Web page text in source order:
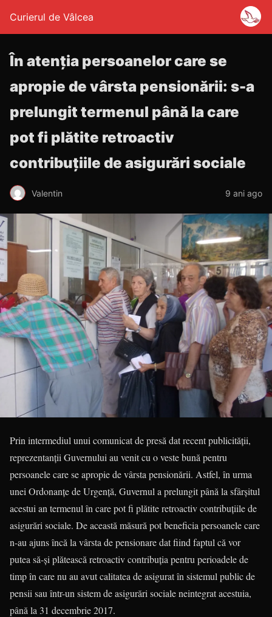
Curierul de Vâlcea
În atenția persoanelor care se
apropie de vârsta pensionării: s-a
prelungit termenul până la care
pot fi plătite retroactiv
contribuțiile de asigurări sociale
Valentin 9 ani ago
Prin intermediul unui comunicat de presă dat recent publicității,
reprezentanții Guvernului au venit cu o veste bună pentru
persoanele care se apropie de vârsta pensionării. Astfel, în urma
unei Ordo­nanțe de Urgență, Guvernul a prelungit până la sfârșitul
acestui an termenul în care pot fi plătite re­tro­activ contribuțiile de
asigurări sociale. De această măsură pot beneficia persoanele care
n-au ajuns încă la vârsta de pensionare dat fiind faptul că vor
putea să-și plătească retroactiv contribuția pentru perioadele de
timp în care nu au avut calitatea de asigurat în sistemul public de
pensii sau într-un sistem de asigurări sociale neintegrat acestuia,
până la 31 decembrie 2017.